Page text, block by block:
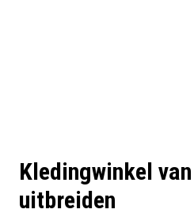
Kledingwinkel
uitbreiden